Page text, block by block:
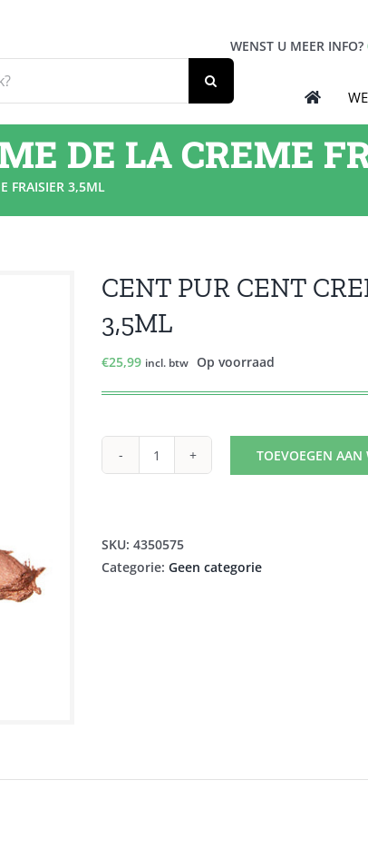
WENST U MEER INFO?
DE LA CREME
FRAISIER 3,5ML
CENT PUR CENT
3,5ML
€25,99 incl. btw Op voorraad
CENT
TOEVOEGEN AAN
SKU: 4350575
Categorie: Geen categorie